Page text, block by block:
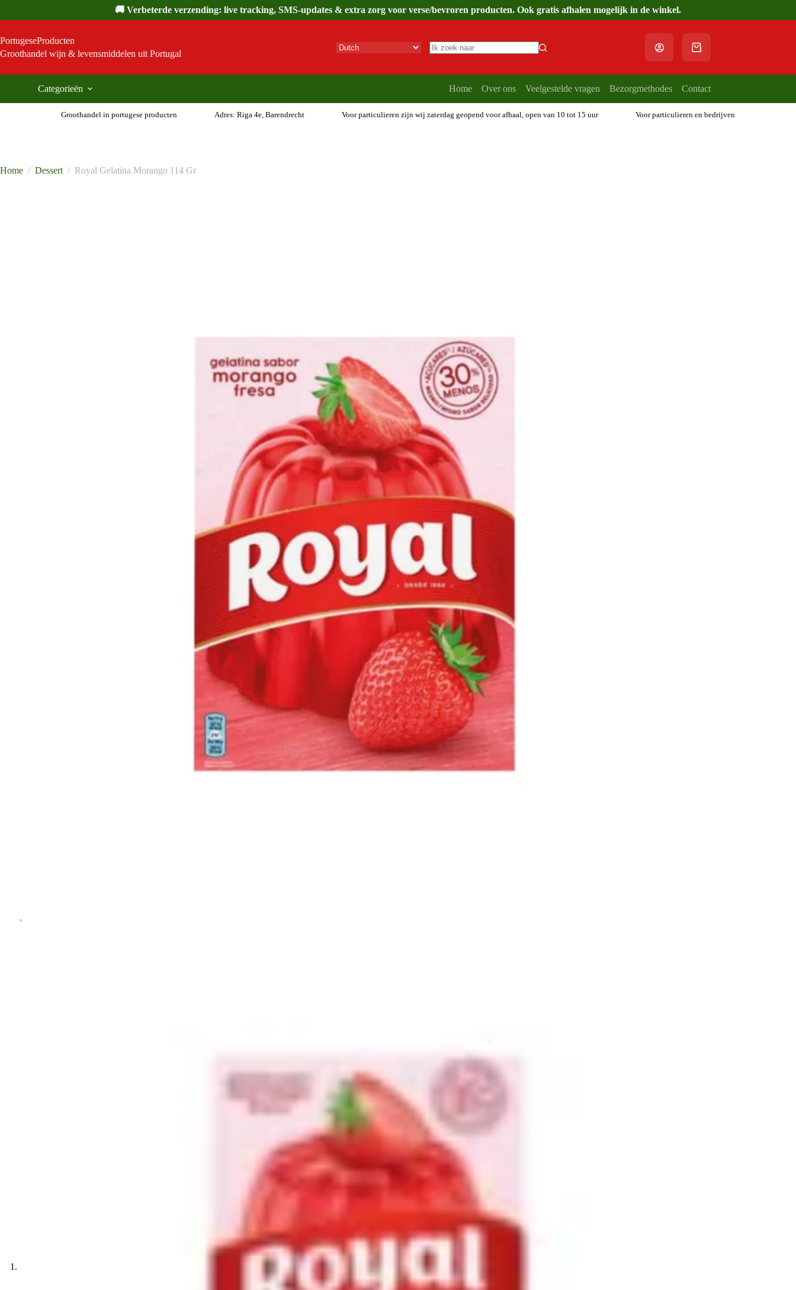
inhoud
🚚 Verbeterde verzending: live tracking, SMS-updates & extra zorg voor verse/bevroren producten. Ook gratis afhalen mogelijk in de winkel.
PortugeseProducten
Groothandel wijn & levensmiddelen uit Portugal
Winkelwagen
Categorieën Home Over ons Veelgestelde vragen Bezorgmethodes Contact
Groothandel in portugese producten Adres: Riga 4e, Barendrecht Voor particulieren zijn wij zaterdag geopend voor afhaal, open van 10 tot 15 uur Voor particulieren en bedrijven
Home / Dessert / Royal Gelatina Morango 114 Gr